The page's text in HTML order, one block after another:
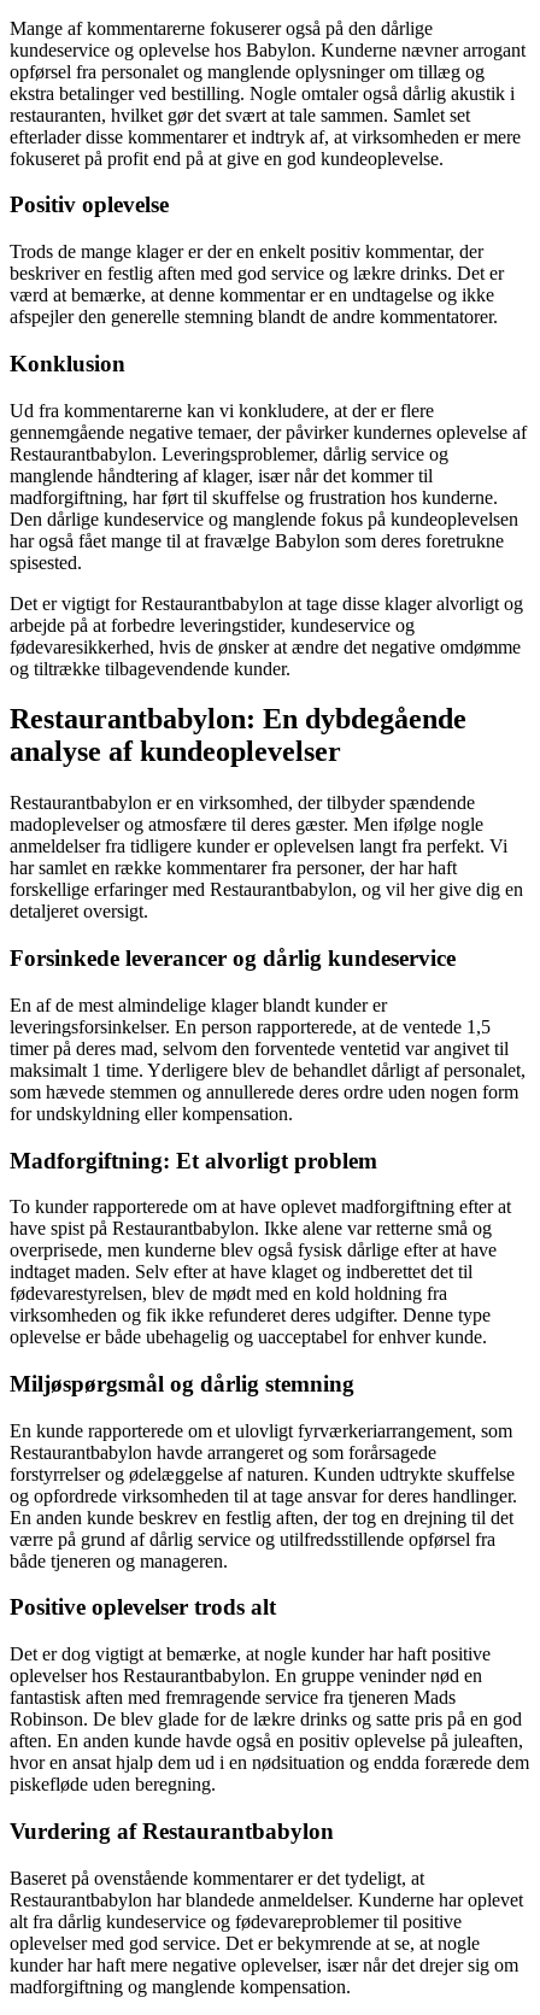
Mange af kommentarerne fokuserer også på den dårlige
kundeservice og oplevelse hos Babylon. Kunderne nævner arrogant
opførsel fra personalet og manglende oplysninger om tillæg og
ekstra betalinger ved bestilling. Nogle omtaler også dårlig akustik i
restauranten, hvilket gør det svært at tale sammen. Samlet set
efterlader disse kommentarer et indtryk af, at virksomheden er mere
fokuseret på profit end på at give en god kundeoplevelse.
Positiv oplevelse
Trods de mange klager er der en enkelt positiv kommentar, der
beskriver en festlig aften med god service og lækre drinks. Det er
værd at bemærke, at denne kommentar er en undtagelse og ikke
afspejler den generelle stemning blandt de andre kommentatorer.
Konklusion
Ud fra kommentarerne kan vi konkludere, at der er flere
gennemgående negative temaer, der påvirker kundernes oplevelse af
Restaurantbabylon. Leveringsproblemer, dårlig service og
manglende håndtering af klager, især når det kommer til
madforgiftning, har ført til skuffelse og frustration hos kunderne.
Den dårlige kundeservice og manglende fokus på kundeoplevelsen
har også fået mange til at fravælge Babylon som deres foretrukne
spisested.
Det er vigtigt for Restaurantbabylon at tage disse klager alvorligt og
arbejde på at forbedre leveringstider, kundeservice og
fødevaresikkerhed, hvis de ønsker at ændre det negative omdømme
og tiltrække tilbagevendende kunder.
Restaurantbabylon: En dybdegående
analyse af kundeoplevelser
Restaurantbabylon er en virksomhed, der tilbyder spændende
madoplevelser og atmosfære til deres gæster. Men ifølge nogle
anmeldelser fra tidligere kunder er oplevelsen langt fra perfekt. Vi
har samlet en række kommentarer fra personer, der har haft
forskellige erfaringer med Restaurantbabylon, og vil her give dig en
detaljeret oversigt.
Forsinkede leverancer og dårlig kundeservice
En af de mest almindelige klager blandt kunder er
leveringsforsinkelser. En person rapporterede, at de ventede 1,5
timer på deres mad, selvom den forventede ventetid var angivet til
maksimalt 1 time. Yderligere blev de behandlet dårligt af personalet,
som hævede stemmen og annullerede deres ordre uden nogen form
for undskyldning eller kompensation.
Madforgiftning: Et alvorligt problem
To kunder rapporterede om at have oplevet madforgiftning efter at
have spist på Restaurantbabylon. Ikke alene var retterne små og
overprisede, men kunderne blev også fysisk dårlige efter at have
indtaget maden. Selv efter at have klaget og indberettet det til
fødevarestyrelsen, blev de mødt med en kold holdning fra
virksomheden og fik ikke refunderet deres udgifter. Denne type
oplevelse er både ubehagelig og uacceptabel for enhver kunde.
Miljøspørgsmål og dårlig stemning
En kunde rapporterede om et ulovligt fyrværkeriarrangement, som
Restaurantbabylon havde arrangeret og som forårsagede
forstyrrelser og ødelæggelse af naturen. Kunden udtrykte skuffelse
og opfordrede virksomheden til at tage ansvar for deres handlinger.
En anden kunde beskrev en festlig aften, der tog en drejning til det
værre på grund af dårlig service og utilfredsstillende opførsel fra
både tjeneren og manageren.
Positive oplevelser trods alt
Det er dog vigtigt at bemærke, at nogle kunder har haft positive
oplevelser hos Restaurantbabylon. En gruppe veninder nød en
fantastisk aften med fremragende service fra tjeneren Mads
Robinson. De blev glade for de lækre drinks og satte pris på en god
aften. En anden kunde havde også en positiv oplevelse på juleaften,
hvor en ansat hjalp dem ud i en nødsituation og endda forærede dem
piskefløde uden beregning.
Vurdering af Restaurantbabylon
Baseret på ovenstående kommentarer er det tydeligt, at
Restaurantbabylon har blandede anmeldelser. Kunderne har oplevet
alt fra dårlig kundeservice og fødevareproblemer til positive
oplevelser med god service. Det er bekymrende at se, at nogle
kunder har haft mere negative oplevelser, især når det drejer sig om
madforgiftning og manglende kompensation.